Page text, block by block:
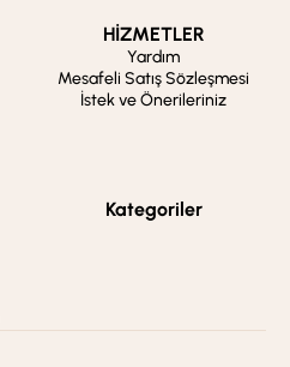
HİZMETLER
Yardım
Mesafeli Satış Sözleşmesi
İstek ve Önerileriniz
Kategoriler